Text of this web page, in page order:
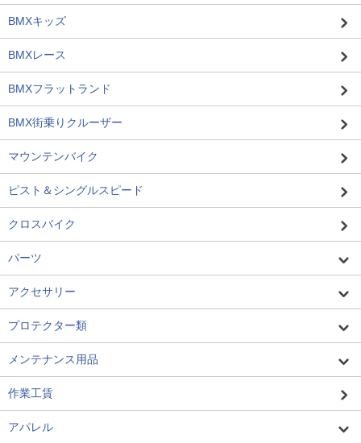
BMXキッズ
BMXレース
BMXフラットランド
BMX街乗りクルーザー
マウンテンバイク
ピスト＆シングルスピード
クロスバイク
パーツ
アクセサリー
プロテクター類
メンテナンス用品
作業工賃
アパレル